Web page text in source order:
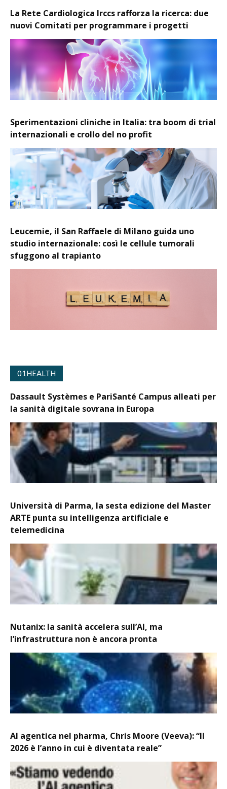
La Rete Cardiologica Irccs rafforza la ricerca: due
nuovi Comitati per programmare i progetti
Sperimentazioni cliniche in Italia: tra boom di trial
internazionali e crollo del no profit
Leucemie, il San Raffaele di Milano guida uno
studio internazionale: così le cellule tumorali
sfuggono al trapianto
01HEALTH
Dassault Systèmes e PariSanté Campus alleati per
la sanità digitale sovrana in Europa
Università di Parma, la sesta edizione del Master
ARTE punta su intelligenza artificiale e
telemedicina
Nutanix: la sanità accelera sull’AI, ma
l’infrastruttura non è ancora pronta
AI agentica nel pharma, Chris Moore (Veeva): “Il
2026 è l’anno in cui è diventata reale”